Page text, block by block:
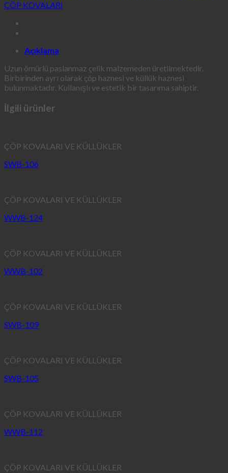
ÇÖP KOVALARI
Açıklama
Uzun ömürlü paslanmaz çelik malzemeden üretilmektedir.
Birbirinden ayrı olarak çöp haznesi ve küllük haznesi
bulunmaktadır. Kullanışlı ve estetik bir tasarıma sahiptir.
İlgili ürünler
ÇÖP KOVALARI VE KÜLLÜKLER
SWB-106
ÇÖP KOVALARI VE KÜLLÜKLER
WWB-124
ÇÖP KOVALARI VE KÜLLÜKLER
WWB-102
ÇÖP KOVALARI VE KÜLLÜKLER
SWB-109
ÇÖP KOVALARI VE KÜLLÜKLER
SWB-105
ÇÖP KOVALARI VE KÜLLÜKLER
WWB-112
ÇÖP KOVALARI VE KÜLLÜKLER